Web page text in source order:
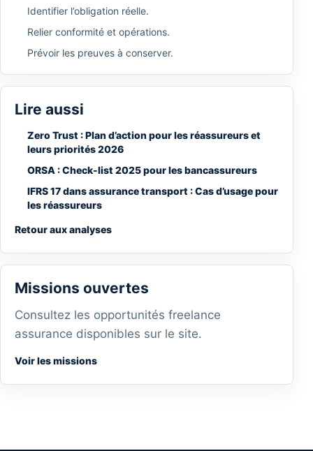
Identifier l’obligation réelle.
Relier conformité et opérations.
Prévoir les preuves à conserver.
Lire aussi
Zero Trust : Plan d’action pour les réassureurs et
leurs priorités 2026
ORSA : Check-list 2025 pour les bancassureurs
IFRS 17 dans assurance transport : Cas d’usage pour
les réassureurs
Retour aux analyses
Missions ouvertes
Consultez les opportunités freelance
assurance disponibles sur le site.
Voir les missions